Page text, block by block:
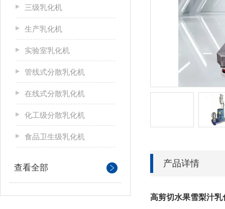
三级乳化机
生产乳化机
实验室乳化机
管线式分散乳化机
在线式分散乳化机
化工级分散乳化机
食品卫生级乳化机
查看全部 产品详情
高剪切水果雪梨汁乳